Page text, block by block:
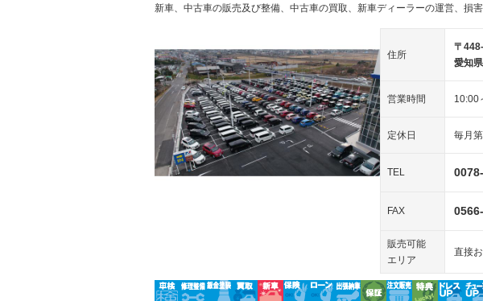
LEDヘッドランプ － HID(キセノンライト) － ポー
スマー
－ ランフラットタイヤ － パワーシート 3列シ
－ フルフラットシート － チップアップシート オッ
シートヒーター ウォークスルー 後席
フロントカメラ シートエアコン
新車、中古車の販売及び整備、中古車の買取、新車ディーラーの運営、損
住所
〒
愛知
営業時間 10:00
定休日 毎月
TEL
FAX
販売可能
エリア
直接